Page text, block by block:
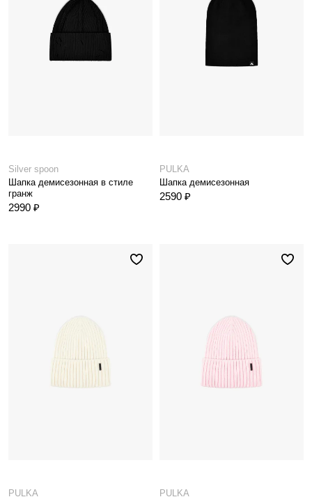
Silver spoon
Шапка демисезонная в стиле
гранж
2990 ₽
PULKA
Шапка демисезонная
2590 ₽
PULKA
PULKA